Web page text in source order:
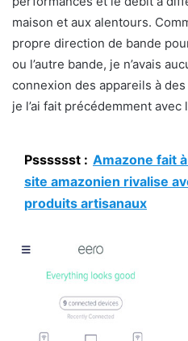
maison et aux alentours.
propre direction de bande
ou l’autre bande, je n’avais
connexion des appareils à
je l’ai fait précédemment
Psssssst : Amazone fait
site amazonien rivalise
produits artisanaux